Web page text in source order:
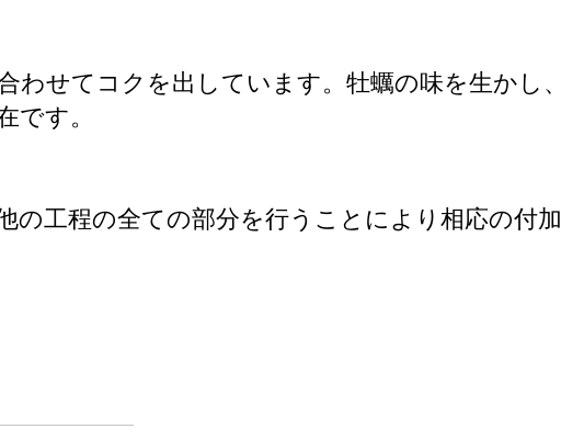
わせてコクを出しています。牡蠣の味を生かし
です。
の工程の全ての部分を行うことにより相応の付